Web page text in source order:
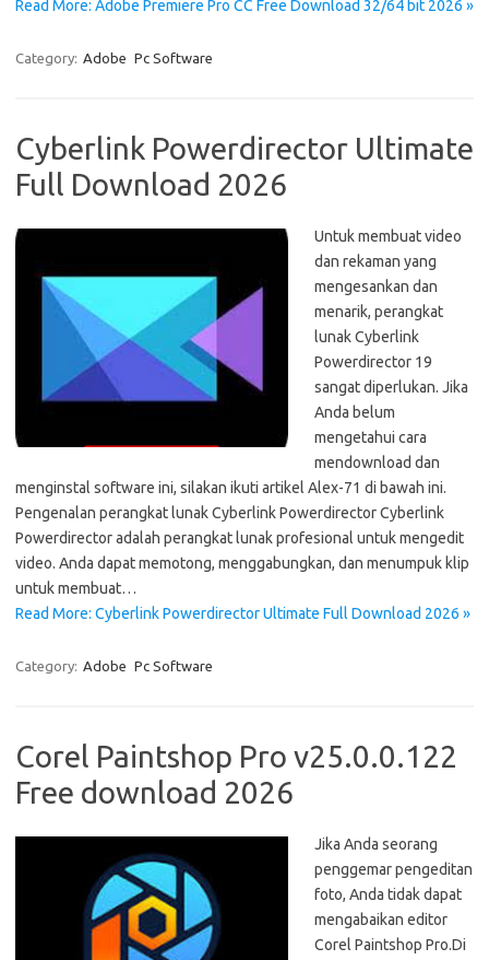
Read More: Adobe Premiere Pro CC Free Download 32/64 bit 2026 »
Category: Adobe Pc Software
Cyberlink Powerdirector Ultimate
Full Download 2026
Untuk membuat video
dan rekaman yang
mengesankan dan
menarik, perangkat
lunak Cyberlink
Powerdirector 19
sangat diperlukan. Jika
Anda belum
mengetahui cara
mendownload dan
menginstal software ini, silakan ikuti artikel Alex-71 di bawah ini.
Pengenalan perangkat lunak Cyberlink Powerdirector Cyberlink
Powerdirector adalah perangkat lunak profesional untuk mengedit
video. Anda dapat memotong, menggabungkan, dan menumpuk klip
untuk membuat…
Read More: Cyberlink Powerdirector Ultimate Full Download 2026 »
Category: Adobe Pc Software
Corel Paintshop Pro v25.0.0.122
Free download 2026
Jika Anda seorang
penggemar pengeditan
foto, Anda tidak dapat
mengabaikan editor
Corel Paintshop Pro.Di